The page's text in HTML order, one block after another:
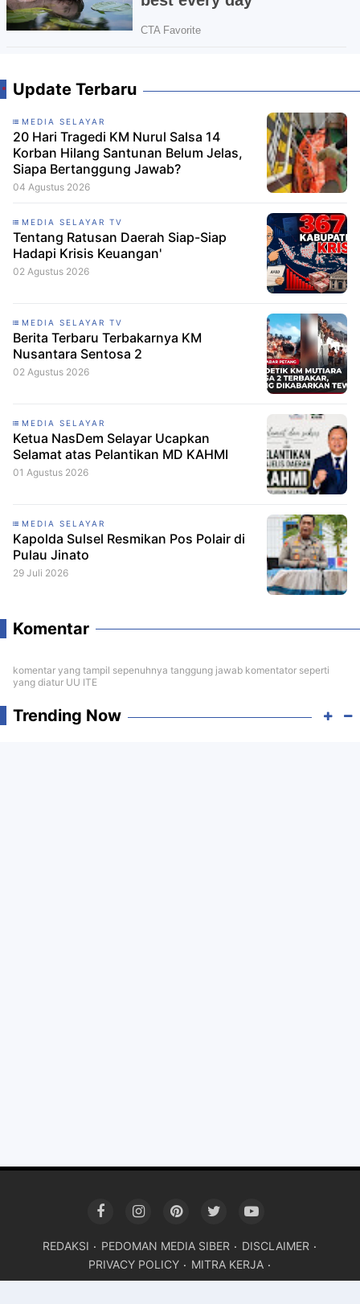
Update Terbaru
MEDIA SELAYAR
20 Hari Tragedi KM Nurul Salsa 14
Korban Hilang Santunan Belum Jelas,
Siapa Bertanggung Jawab?
04 Agustus 2026
MEDIA SELAYAR TV
Tentang Ratusan Daerah Siap-Siap
Hadapi Krisis Keuangan'
02 Agustus 2026
MEDIA SELAYAR TV
Berita Terbaru Terbakarnya KM
Nusantara Sentosa 2
02 Agustus 2026
MEDIA SELAYAR
Ketua NasDem Selayar Ucapkan
Selamat atas Pelantikan MD KAHMI
01 Agustus 2026
MEDIA SELAYAR
Kapolda Sulsel Resmikan Pos Polair di
Pulau Jinato
29 Juli 2026
Komentar
komentar yang tampil sepenuhnya tanggung jawab komentator seperti
yang diatur UU ITE
Trending Now
REDAKSI PEDOMAN MEDIA SIBER
DISCLAIMER
PRIVACY POLICY
MITRA KERJA